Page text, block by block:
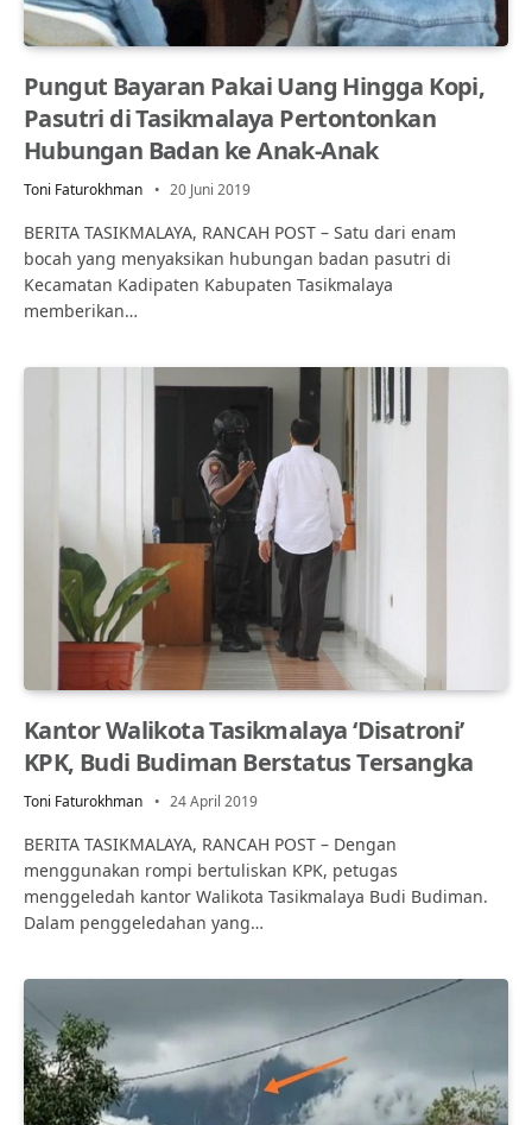
Pungut Bayaran Pakai Uang Hingga Kopi,
Pasutri di Tasikmalaya Pertontonkan
Hubungan Badan ke Anak-Anak
Toni Faturokhman 20 Juni 2019
BERITA TASIKMALAYA, RANCAH POST – Satu dari enam
bocah yang menyaksikan hubungan badan pasutri di
Kecamatan Kadipaten Kabupaten Tasikmalaya
memberikan…
Kantor Walikota Tasikmalaya ‘Disatroni’
KPK, Budi Budiman Berstatus Tersangka
Toni Faturokhman 24 April 2019
BERITA TASIKMALAYA, RANCAH POST – Dengan
menggunakan rompi bertuliskan KPK, petugas
menggeledah kantor Walikota Tasikmalaya Budi Budiman.
Dalam penggeledahan yang…